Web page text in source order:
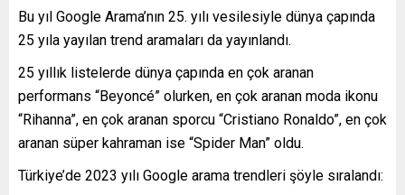
Bu yıl Google Arama’nın 25. yılı vesilesiyle dünya çapında
25 yıla yayılan trend aramaları da yayınlandı.
25 yıllık listelerde dünya çapında en çok aranan
performans “Beyoncé” olurken, en çok aranan moda ikonu
“Rihanna”, en çok aranan sporcu “Cristiano Ronaldo”, en çok
aranan süper kahraman ise “Spider Man” oldu.
Türkiye’de 2023 yılı Google arama trendleri şöyle sıralandı: